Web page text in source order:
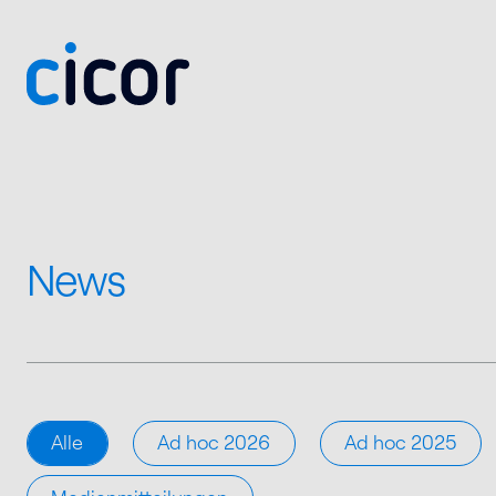
News
Alle Ad hoc 2026 Ad hoc 2025